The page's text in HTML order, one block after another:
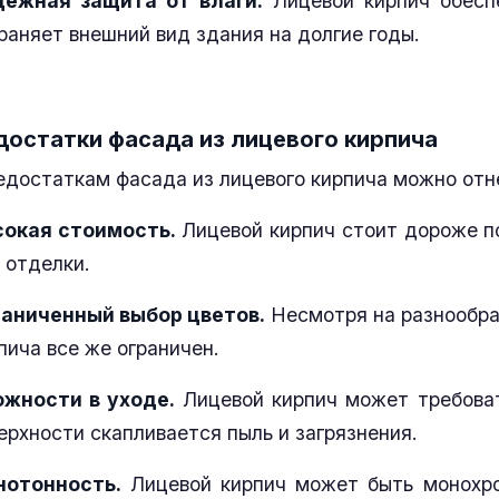
внешний вид здания на долгие годы.
фасада из лицевого кирпича
фасада из лицевого кирпича можно
стоимость. Лицевой кирпич стоит дороже
выбор цветов. Несмотря на
все же ограничен.
в уходе. Лицевой кирпич может
скапливается пыль и загрязнения.
Лицевой кирпич может быть